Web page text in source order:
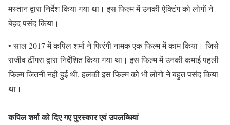
मस्तान द्वारा निर्देश किया गया था। इस फिल्म में उनकी ऐक्टिंग को लोगों ने
बेहद पसंद किया।
• साल 2017 में कपिल शर्मा ने फिरंगी नामक एक फिल्म में काम किया। जिसे
राजीव ढ़ींगरा द्वारा निर्देशित किया गया था। इस फिल्म में उनकी कमाई पहली
फिल्म जितनी नही हुई थी, हलकी इस फिल्म को भी लोगो ने बहुत पसंद किया
था।
कपिल शर्मा को दिए गए पुरस्कार एवं उपलब्धियां